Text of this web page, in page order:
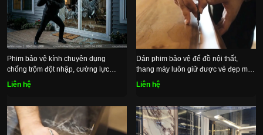
Phim bảo vệ kính chuyên dụng
chống trộm đột nhập, cường lực
chống nổ vỡ gió bão
Liên hệ
Dán phim bảo vệ để đồ nội thất,
thang máy luôn giữ được vẻ đẹp mới
nguyên ngày đầu
Liên hệ